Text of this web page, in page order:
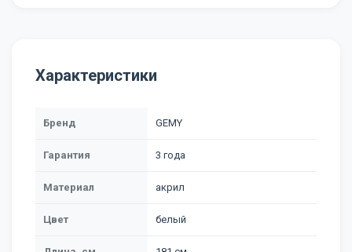
Характеристики
Бренд GEMY
Гарантия 3 года
Материал акрил
Цвет белый